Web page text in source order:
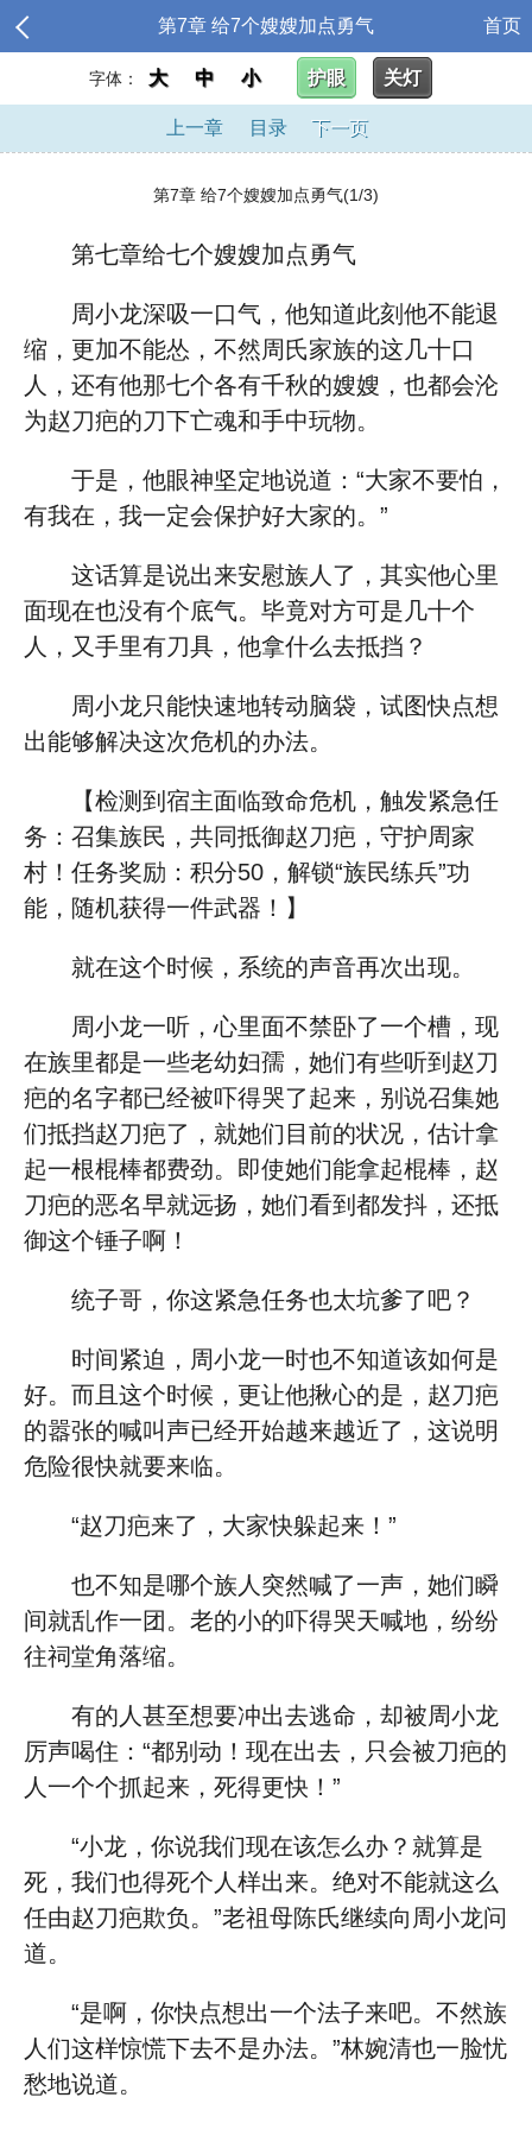
第7章 给7个嫂嫂加点勇气 首页
字体： 大 中 小 护眼 关灯
上一章 目录 下一页
第7章 给7个嫂嫂加点勇气(1/3)
第七章给七个嫂嫂加点勇气
周小龙深吸一口气，他知道此刻他不能退
缩，更加不能怂，不然周氏家族的这几十口
人，还有他那七个各有千秋的嫂嫂，也都会沦
为赵刀疤的刀下亡魂和手中玩物。
于是，他眼神坚定地说道：“大家不要怕，
有我在，我一定会保护好大家的。”
这话算是说出来安慰族人了，其实他心里
面现在也没有个底气。毕竟对方可是几十个
人，又手里有刀具，他拿什么去抵挡？
周小龙只能快速地转动脑袋，试图快点想
出能够解决这次危机的办法。
【检测到宿主面临致命危机，触发紧急任
务：召集族民，共同抵御赵刀疤，守护周家
村！任务奖励：积分50，解锁“族民练兵”功
能，随机获得一件武器！】
就在这个时候，系统的声音再次出现。
周小龙一听，心里面不禁卧了一个槽，现
在族里都是一些老幼妇孺，她们有些听到赵刀
疤的名字都已经被吓得哭了起来，别说召集她
们抵挡赵刀疤了，就她们目前的状况，估计拿
起一根棍棒都费劲。即使她们能拿起棍棒，赵
刀疤的恶名早就远扬，她们看到都发抖，还抵
御这个锤子啊！
统子哥，你这紧急任务也太坑爹了吧？
时间紧迫，周小龙一时也不知道该如何是
好。而且这个时候，更让他揪心的是，赵刀疤
的嚣张的喊叫声已经开始越来越近了，这说明
危险很快就要来临。
“赵刀疤来了，大家快躲起来！”
也不知是哪个族人突然喊了一声，她们瞬
间就乱作一团。老的小的吓得哭天喊地，纷纷
往祠堂角落缩。
有的人甚至想要冲出去逃命，却被周小龙
厉声喝住：“都别动！现在出去，只会被刀疤的
人一个个抓起来，死得更快！”
“小龙，你说我们现在该怎么办？就算是
死，我们也得死个人样出来。绝对不能就这么
任由赵刀疤欺负。”老祖母陈氏继续向周小龙问
道。
“是啊，你快点想出一个法子来吧。不然族
人们这样惊慌下去不是办法。”林婉清也一脸忧
愁地说道。